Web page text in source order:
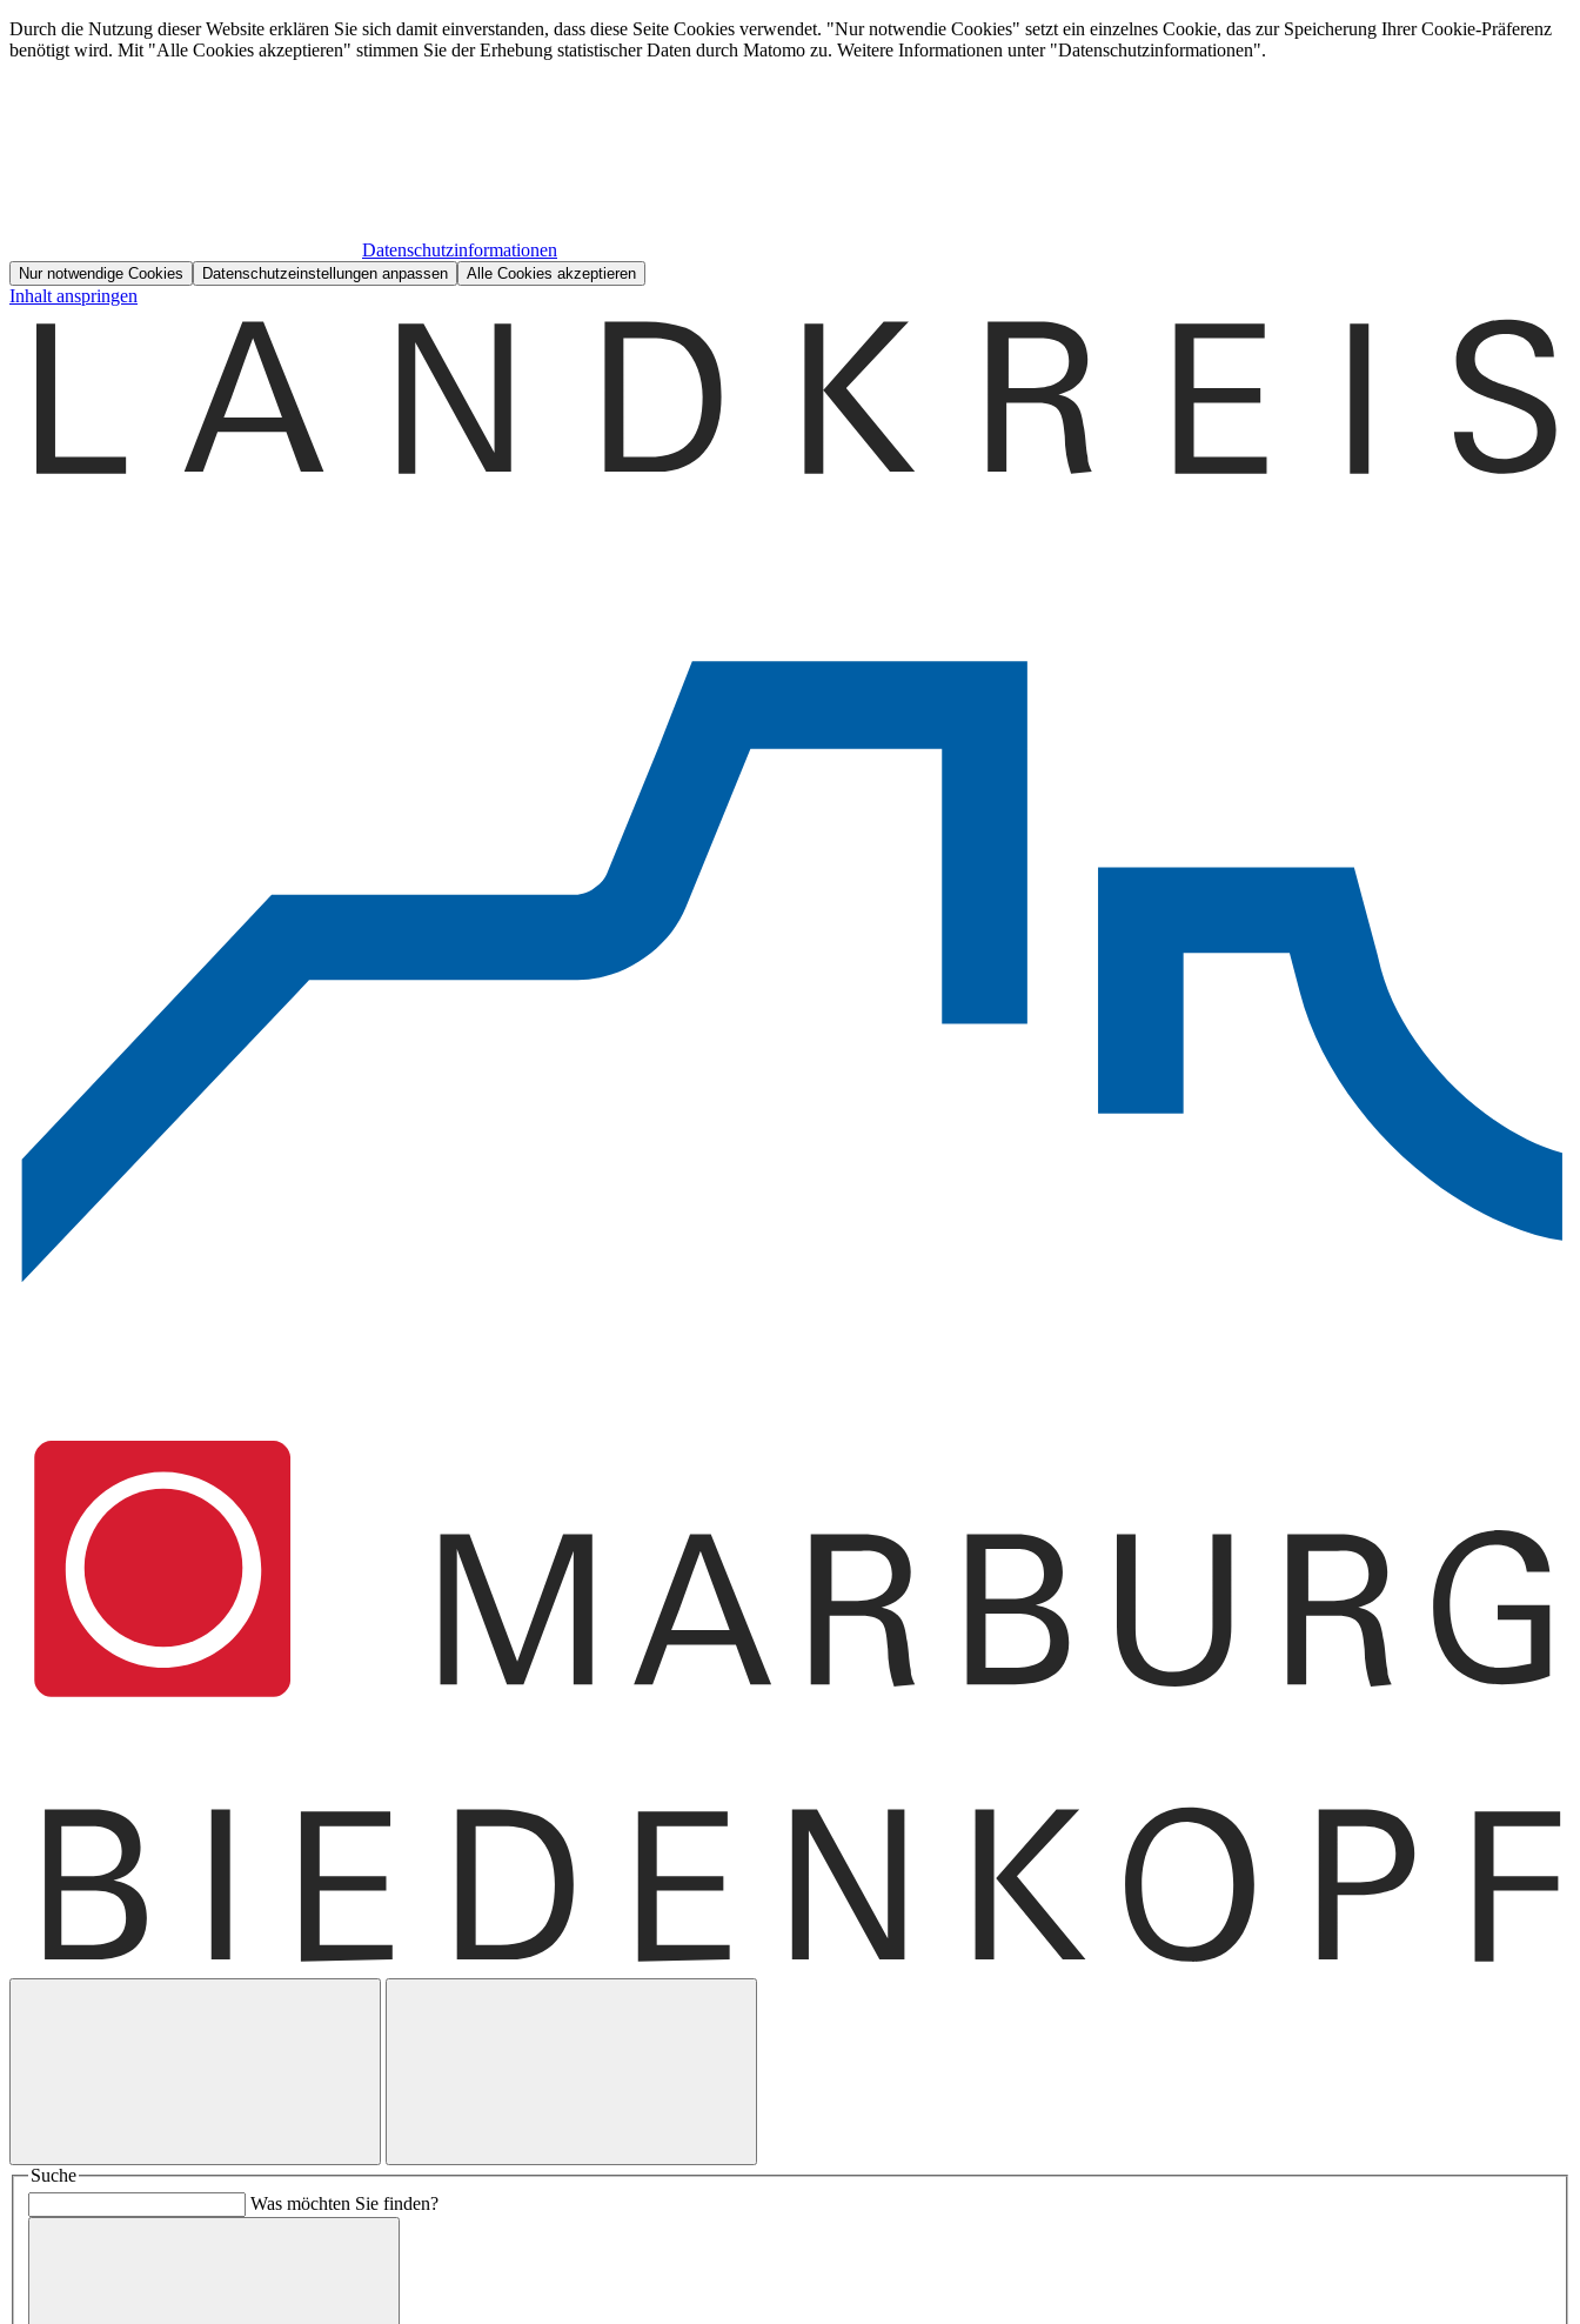
Durch die Nutzung dieser Website erklären Sie sich damit einverstanden, dass diese Seite Cookies verwendet. "Nur notwendie Cookies" setzt ein einzelnes Cookie, das zur Speicherung Ihrer Cookie-Präferenz
benötigt wird. Mit "Alle Cookies akzeptieren" stimmen Sie der Erhebung statistischer Daten durch Matomo zu. Weitere Informationen unter "Datenschutzinformationen".
Datenschutzinformationen
Nur notwendige Cookies Datenschutzeinstellungen anpassen Alle Cookies akzeptieren
Inhalt anspringen
Suche
Was möchten Sie finden?